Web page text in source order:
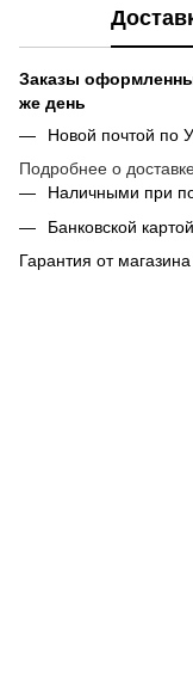
Заказы
же день
Новой почтой по
Подробнее о
Наличными при
Банковской картой
Гарантия от